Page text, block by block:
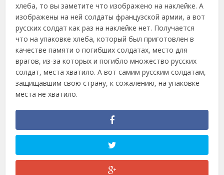
хлеба, то вы заметите что изображено на наклейке. А
изображены на ней солдаты французской армии, а вот
русских солдат как раз на наклейке нет. Получается
что на упаковке хлеба, который был приготовлен в
качестве памяти о погибших солдатах, место для
врагов, из-за которых и погибло множество русских
солдат, места хватило. А вот самим русским солдатам,
защищавшим свою страну, к сожалению, на упаковке
места не хватило.